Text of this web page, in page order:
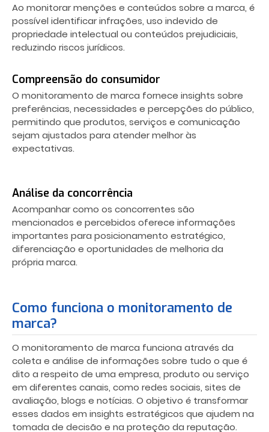
Ao monitorar menções e conteúdos sobre a marca, é
possível identificar infrações, uso indevido de
propriedade intelectual ou conteúdos prejudiciais,
reduzindo riscos jurídicos.
Compreensão do consumidor
O monitoramento de marca fornece insights sobre
preferências, necessidades e percepções do público,
permitindo que produtos, serviços e comunicação
sejam ajustados para atender melhor às
expectativas.
Análise da concorrência
Acompanhar como os concorrentes são
mencionados e percebidos oferece informações
importantes para posicionamento estratégico,
diferenciação e oportunidades de melhoria da
própria marca.
Como funciona o monitoramento de
marca?
O monitoramento de marca funciona através da
coleta e análise de informações sobre tudo o que é
dito a respeito de uma empresa, produto ou serviço
em diferentes canais, como redes sociais, sites de
avaliação, blogs e notícias. O objetivo é transformar
esses dados em insights estratégicos que ajudem na
tomada de decisão e na proteção da reputação.